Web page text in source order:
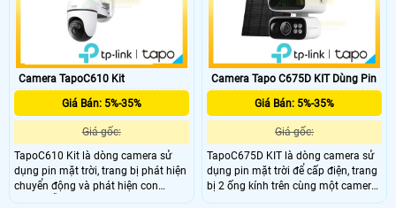
Camera TapoC610 Kit
Giá Bán: 5%-35%
Giá gốc:
TapoC610 Kit là dòng camera sử
dụng pin mặt trời, trang bị phát hiện
chuyển động và phát hiện con
người, hỗ trợ thiết lập khu vực phát
Camera Tapo C675D KIT Dùng Pin
Giá Bán: 5%-35%
Giá gốc:
TapoC675D KIT là dòng camera sử
dụng pin mặt trời để cấp điện, trang
bị 2 ống kính trên cùng một camera
giúp bao quát tốt, trang bị ống kính